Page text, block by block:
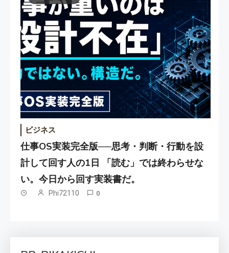
ビジネス
仕事OS実装完全版──思考・判断・行動を設
計して回す人の1日 「読む」では終わらせな
い。今日から回す実装書だ。
Phi72110 0